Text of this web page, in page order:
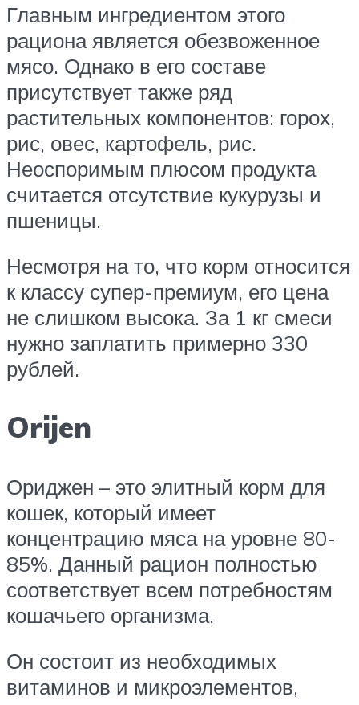
Главным ингредиентом этого
рациона является обезвоженное
мясо. Однако в его составе
присутствует также ряд
растительных компонентов: горох,
рис, овес, картофель, рис.
Неоспоримым плюсом продукта
считается отсутствие кукурузы и
пшеницы.
Несмотря на то, что корм относится
к классу супер-премиум, его цена
не слишком высока. За 1 кг смеси
нужно заплатить примерно 330
рублей.
Orijen
Ориджен – это элитный корм для
кошек, который имеет
концентрацию мяса на уровне 80-
85%. Данный рацион полностью
соответствует всем потребностям
кошачьего организма.
Он состоит из необходимых
витаминов и микроэлементов,